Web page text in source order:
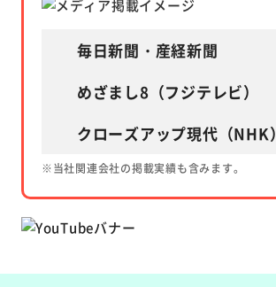
毎日新聞・産経新聞
めざまし8（フジテレビ）
クローズアップ現代（NHK）
※当社関連会社の掲載実績も含みます。